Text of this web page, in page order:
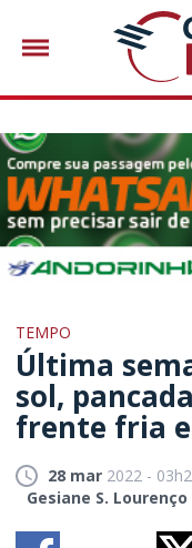
TEMPO
Última
sol,
frente fria
28 mar 2022 -
Gesiane S. Lourenço